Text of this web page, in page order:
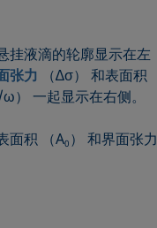
挂液滴的轮廓显示在左
张力 （∆σ） 和表面积
一起显示在右侧。
面积 （A0 ） 和界面张力